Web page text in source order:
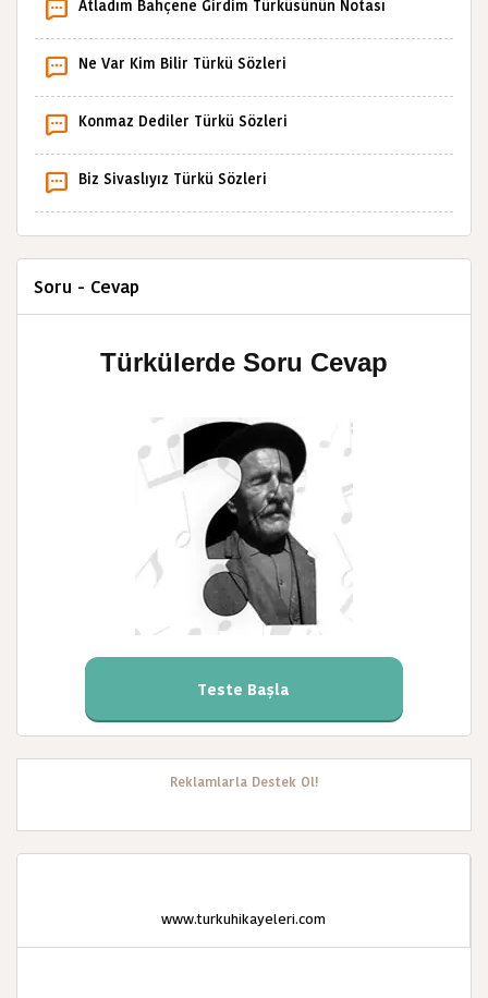
Atladım Bahçene Girdim Türküsünün Notası
Ne Var Kim Bilir Türkü Sözleri
Konmaz Dediler Türkü Sözleri
Biz Sivaslıyız Türkü Sözleri
Soru - Cevap
Türkülerde Soru Cevap
Teste Başla
Reklamlarla Destek Ol!
www.turkuhikayeleri.com